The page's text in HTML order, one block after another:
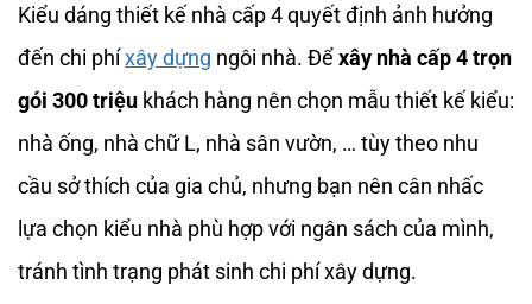
Kiểu dáng thiết kế nhà cấp 4 quyết định ảnh hưởng
đến chi phíxây dựng ngôi nhà. Đểxây nhà cấp 4 trọn
gói 300 triệu khách hàng nên chọn mẫu thiết kế kiểu:
nhà ống, nhà chữ L, nhà sân vườn, … tùy theo nhu
cầu sở thích của gia chủ, nhưng bạn nên cân nhấc
lựa chọn kiểu nhà phù hợp với ngân sách của mình,
tránh tình trạng phát sinh chi phí xây dựng.